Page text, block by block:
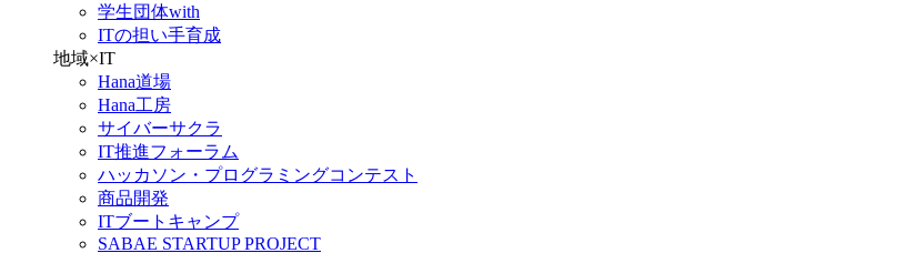
学生団体with
ITの担い手育成
地域×IT
Hana道場
Hana工房
サイバーサクラ
IT推進フォーラム
ハッカソン・プログラミングコンテスト
商品開発
ITブートキャンプ
SABAE STARTUP PROJECT